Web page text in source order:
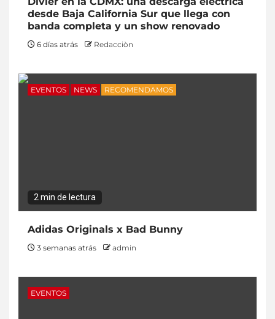
desde Baja California Sur que llega con
banda completa y un show renovado
6 días atrás Redacciòn
EVENTOS NEWS RECOMENDAMOS
2 min de lectura
Adidas Originals x Bad Bunny
3 semanas atrás admin
EVENTOS